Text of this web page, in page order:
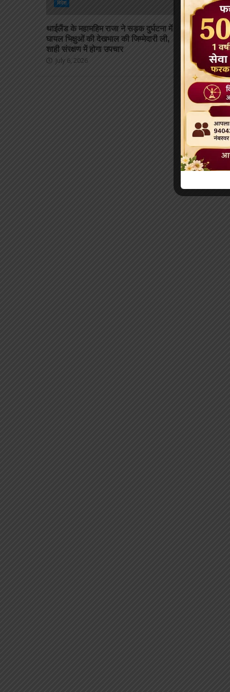
विदेश
थाईलैंड के महामहिम राजा ने सड़क दुर्घटना में
घायल भिक्षुओं की देखभाल की जिम्मेदारी ली,
शाही संरक्षण में होगा उपचार
July 6, 2026
विदेश
दलाई लामा
बौद्ध संबंधों
July 1, 2026